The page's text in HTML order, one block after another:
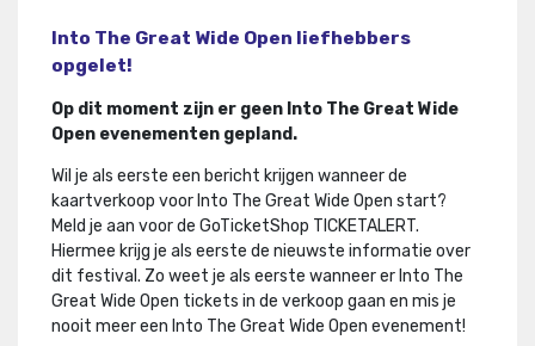
Into The Great Wide Open liefhebbers
opgelet!
Op dit moment zijn er geen Into The Great Wide
Open evenementen gepland.
Wil je als eerste een bericht krijgen wanneer de
kaartverkoop voor Into The Great Wide Open start?
Meld je aan voor de GoTicketShop TICKETALERT.
Hiermee krijg je als eerste de nieuwste informatie over
dit festival . Zo weet je als eerste wanneer er Into The
Great Wide Open tickets in de verkoop gaan en mis je
nooit meer een Into The Great Wide Open evenement!